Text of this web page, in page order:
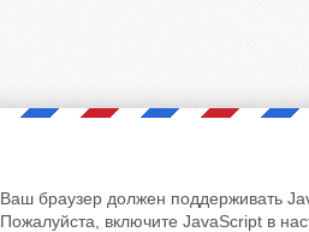
Ваш браузер должен поддерживать
Пожалуйста, включите JavaScript в